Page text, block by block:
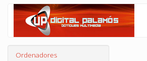
Ordenadores